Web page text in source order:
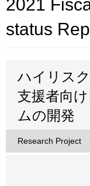
2021
status
ハイリス
支援者向
ムの開発
Research Project